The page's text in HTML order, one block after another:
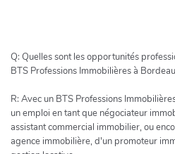
Q: Quelles sont les opportunités
BTS Professions Immobilières à
R: Avec un BTS Professions
un emploi en tant que négociateur
assistant commercial immobilier, ou
agence immobilière, d'un promoteur